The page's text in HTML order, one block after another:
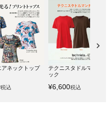
アネックトップ
税込
テクニスタドルマンチュ
ック
¥6,600税込